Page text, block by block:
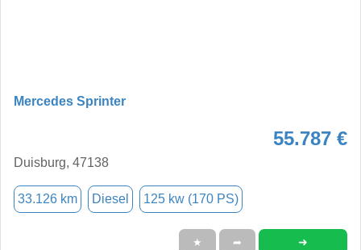
Mercedes Sprinter
55.787 €
Duisburg, 47138
33.126 km Diesel 125 kw (170 PS)
★ ➦ ➜